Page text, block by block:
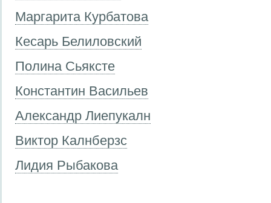
Маргарита Курбатова
Кесарь Белиловский
Полина Сьяксте
Константин Васильев
Александр Лиепукалн
Виктор Калнберзс
Лидия Рыбакова